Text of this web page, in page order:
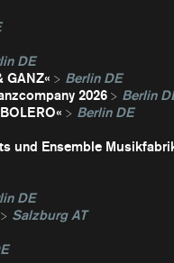
DE
GANZ«
Berlin DE
2026
Berlin
Berlin DE
und Ensemble
DE
Salzburg AT